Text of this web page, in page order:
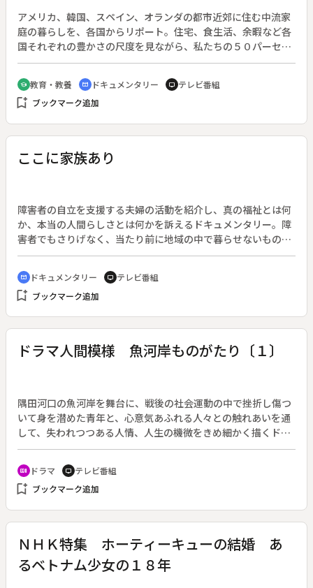
アメリカ、韓国、スペイン、オランダの都市近郊に住む中流家
庭の暮らしを、各国からリポート。住宅、食生活、余暇など各
国それぞれの豊かさの尺度を見ながら、私たちの５０パーセン
トが「中流の中」と考えている日本人の暮らしの中味を考え
る。◆今年、日本人ひとり当たりのＧＮＰ（国民総生産）は、
アメリカを抜いて世界一になるという。日本経済が世界のトッ
プというデータがあふれる中で、私たちの暮らしは本当に豊か
school 教育・教養 cinematic_blur ドキュメンタリー tv テレビ番組
bookmark_add ブックマーク追加
ここに家族あり
障害者の自立を支援する夫婦の活動を紹介し、真の福祉とは何
か、本当の人間らしさとは何かを訴えるドキュメンタリー。障
害者でもさりげなく、当たり前に地域の中で暮らせないものか
と考えたある夫妻は、知的障害者のための生活の家を自宅の横
に個人の力で建設した。そこでは、施設での生活に終止符をう
った三十代の６人の男性が、夫妻の支援を受けながら生活し、
それぞれの職場に通っている。しかし、長い施設生活の癖が抜
り前に生きていくには厳しい現実にぶちあたる。献身的な夫妻
の援助と協力で、社会の一員として懸命に生きる６人を追う。
cinematic_blur ドキュメンタリー tv テレビ番組
bookmark_add ブックマーク追加
ドラマ人間模様 魚河岸ものがたり〔１〕
隅田河口の魚河岸を舞台に、戦後の社会運動の中で挫折し傷つ
いて身を潜めた青年と、心意気あふれる人々との触れあいを通
して、失われつつある人情、人生の機微をきめ細かく描くドラ
マ。原作：森田誠吾。（１９８７年７月１１日～８月８日放
送、全５回）◆夜明けとともに数万の人間で賑わう東京・築地
の魚河岸。昭和４１年秋、かつお節問屋“吾妻商店”の女主人・
恭子（池内淳子）は息子・健作に電話で頼まれ、息子の友人
の顔を知る人もいない町内なので、恭子は息子として扱うこと
にした。健作として吾妻商店で生活を始めた青年は、初めて魚
河岸へ行き、さまざまな人々と出会う。
recent_actors ドラマ tv テレビ番組
bookmark_add ブックマーク追加
ＮＨＫ特集 ホーティーキューの結婚 あ
るベトナム少女の１８年